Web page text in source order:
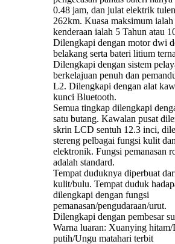
0.48 jam, dan julat elektrik
262km. Kuasa maksimum
kenderaan ialah 5 Tahun atau
Dilengkapi dengan motor dwi
belakang serta bateri litium
Dilengkapi dengan sistem
berkelajuan penuh dan
L2. Dilengkapi dengan alat
kunci Bluetooth.
Semua tingkap dilengkapi
satu butang. Kawalan pusat
skrin LCD sentuh 12.3 inci,
stereng pelbagai fungsi kulit
elektronik. Fungsi pemanasan
adalah standard.
Tempat duduknya diperbuat
kulit/bulu. Tempat duduk
dilengkapi dengan fungsi
pemanasan/pengudaraan/urut.
Dilengkapi dengan pembesar
Warna luaran: Xuanying
putih/Ungu matahari terbit